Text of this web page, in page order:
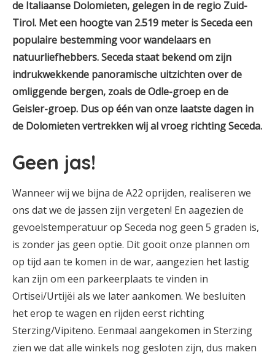
de Italiaanse Dolomieten, gelegen in de regio Zuid-
Tirol. Met een hoogte van 2.519 meter is Seceda een
populaire bestemming voor wandelaars en
natuurliefhebbers. Seceda staat bekend om zijn
indrukwekkende panoramische uitzichten over de
omliggende bergen, zoals de Odle-groep en de
Geisler-groep. Dus op één van onze laatste dagen in
de Dolomieten vertrekken wij al vroeg richting Seceda.
Geen jas!
Wanneer wij we bijna de A22 oprijden, realiseren we
ons dat we de jassen zijn vergeten! En aagezien de
gevoelstemperatuur op Seceda nog geen 5 graden is,
is zonder jas geen optie. Dit gooit onze plannen om
op tijd aan te komen in de war, aangezien het lastig
kan zijn om een parkeerplaats te vinden in
Ortisei/Urtijëi als we later aankomen. We besluiten
het erop te wagen en rijden eerst richting
Sterzing/Vipiteno. Eenmaal aangekomen in Sterzing
zien we dat alle winkels nog gesloten zijn, dus maken